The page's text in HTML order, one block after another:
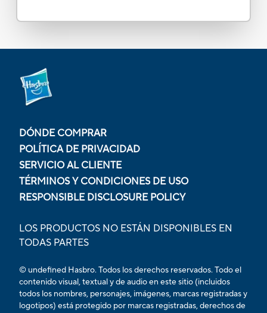
DÓNDE COMPRAR
POLÍTICA DE PRIVACIDAD
SERVICIO AL CLIENTE
TÉRMINOS Y CONDICIONES DE USO
RESPONSIBLE DISCLOSURE POLICY
LOS PRODUCTOS NO ESTÁN DISPONIBLES EN
TODAS PARTES
© undefined Hasbro. Todos los derechos reservados. Todo el
contenido visual, textual y de audio en este sitio (incluidos
todos los nombres, personajes, imágenes, marcas registradas y
logotipos) está protegido por marcas registradas, derechos de